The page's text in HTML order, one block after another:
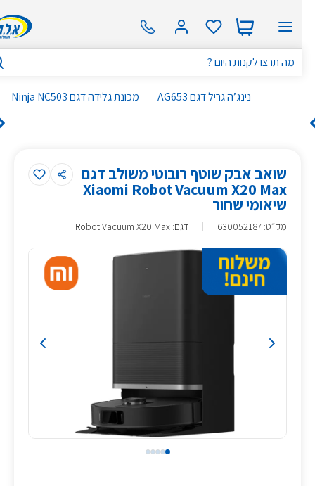
נינג’ה גריל דגם AG653 מכונת גלידה דגם Ninja NC503
שואב אבק שוטף רובוטי משולב דגם
Xiaomi Robot Vacuum X20 Max
שיאומי שחור
מק״ט:
630052187 דגם: Robot Vacuum X20 Max